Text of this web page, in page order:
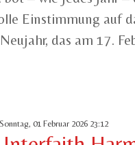
Einstimmung auf
das am 17.
Sonntag, 01 Februar 2026 23:12